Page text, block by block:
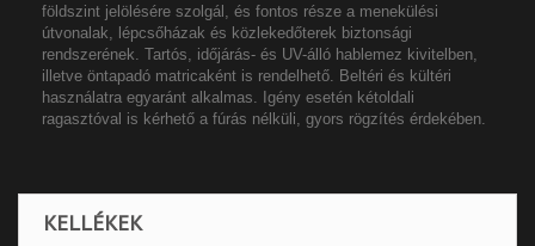
földszint jelölésére szolgál, és fontos része a menekülési
útvonalak, lépcsőházak és közlekedőterek biztonsági
rendszerének. Tartós, időjárás- és UV-álló hablemez kivitelben,
illetve öntapadó matricaként is rendelhető. Beltéri és kültéri
használatra egyaránt alkalmas. Igény esetén kétoldali
ragasztóval is kérhető a fúrás nélküli, gyors rögzítés érdekében.
KELLÉKEK